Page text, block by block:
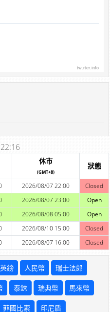
tw.rter.info
休市
(GMT+8)
狀態
2026/08/07 22:00
Closed
2026/08/07 23:00
Open
2026/08/08 05:00
Open
2026/08/10 15:00
Closed
2026/08/07 16:00 Closed
英鎊 人民幣 瑞士法郎
泰銖 瑞典幣 馬來幣
菲國比索 印尼盾